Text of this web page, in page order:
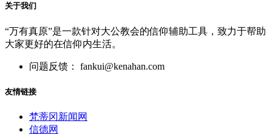
关于我们
“万有真原”是一款针对大公教会的信仰辅助工具，致力于帮助
大家更好的在信仰内生活。
问题反馈： fankui@kenahan.com
友情链接
梵蒂冈新闻网
信德网